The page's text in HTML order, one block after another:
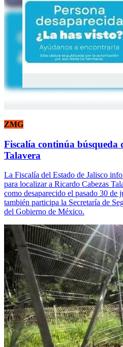
ZMG
Fiscalía continúa búsqueda
Talavera
La Fiscalía del Estado de Jalisco
para localizar a Ricardo Cabezas
como desaparecido el pasado 30 de
también participa la Secretaría de
del Gobierno de México.